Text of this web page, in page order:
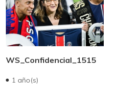
WS_Confidencial_1515
1 año(s)